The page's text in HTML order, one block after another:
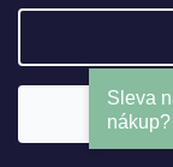
Copyright
Sleva
nákup?